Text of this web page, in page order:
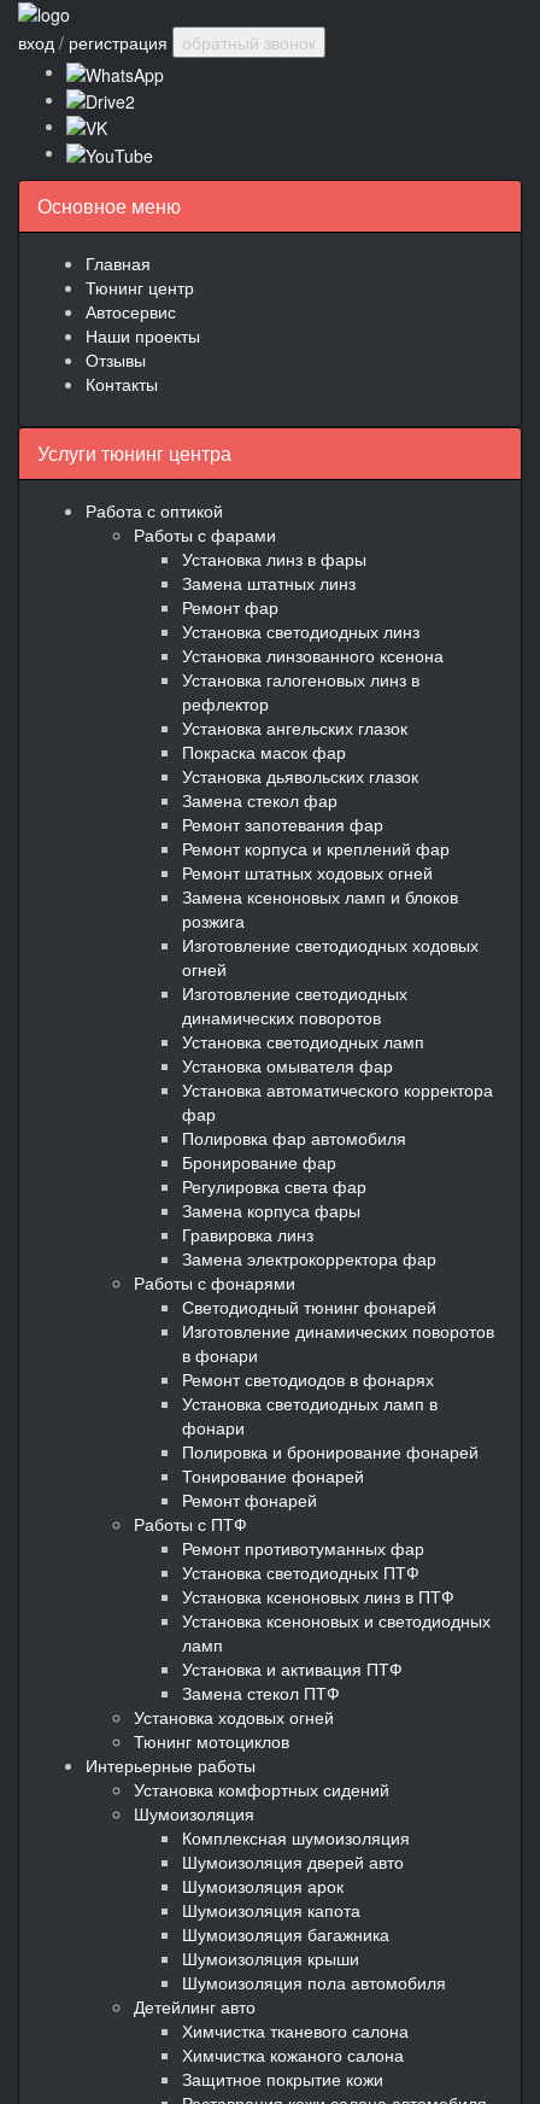
вход / регистрация обратный звонок
Основное меню
Главная
Тюнинг центр
Автосервис
Наши проекты
Отзывы
Контакты
Услуги тюнинг центра
Работа с оптикой
Работы с фарами
Установка линз в фары
Замена штатных линз
Ремонт фар
Установка светодиодных линз
Установка линзованного ксенона
Установка галогеновых линз в
рефлектор
Установка ангельских глазок
Покраска масок фар
Установка дьявольских глазок
Замена стекол фар
Ремонт запотевания фар
Ремонт корпуса и креплений фар
Ремонт штатных ходовых огней
Замена ксеноновых ламп и блоков
розжига
Изготовление светодиодных ходовых
огней
Изготовление светодиодных
динамических поворотов
Установка светодиодных ламп
Установка омывателя фар
Установка автоматического корректора
фар
Полировка фар автомобиля
Бронирование фар
Регулировка света фар
Замена корпуса фары
Гравировка линз
Замена электрокорректора фар
Работы с фонарями
Светодиодный тюнинг фонарей
Изготовление динамических поворотов
в фонари
Ремонт светодиодов в фонарях
Установка светодиодных ламп в
фонари
Полировка и бронирование фонарей
Тонирование фонарей
Ремонт фонарей
Работы с ПТФ
Ремонт противотуманных фар
Установка светодиодных ПТФ
Установка ксеноновых линз в ПТФ
Установка ксеноновых и светодиодных
ламп
Установка и активация ПТФ
Замена стекол ПТФ
Установка ходовых огней
Тюнинг мотоциклов
Интерьерные работы
Установка комфортных сидений
Шумоизоляция
Комплексная шумоизоляция
Шумоизоляция дверей авто
Шумоизоляция арок
Шумоизоляция капота
Шумоизоляция багажника
Шумоизоляция крыши
Шумоизоляция пола автомобиля
Детейлинг авто
Химчистка тканевого салона
Химчистка кожаного салона
Защитное покрытие кожи